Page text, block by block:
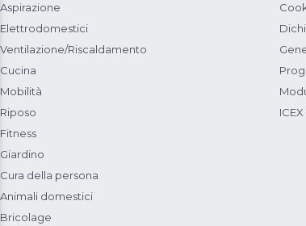
Aspirazione
Elettrodomestici
Ventilazione/Riscaldamento
Cucina
Mobilità
Riposo
Fitness
Giardino
Cura della persona
Animali domestici
Bricolage